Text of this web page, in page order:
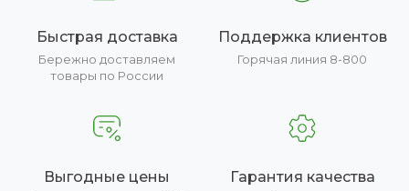
Быстрая доставка
Бережно доставляем
товары по России
Поддержка клиентов
Горячая линия 8-800
Выгодные цены Гарантия качества